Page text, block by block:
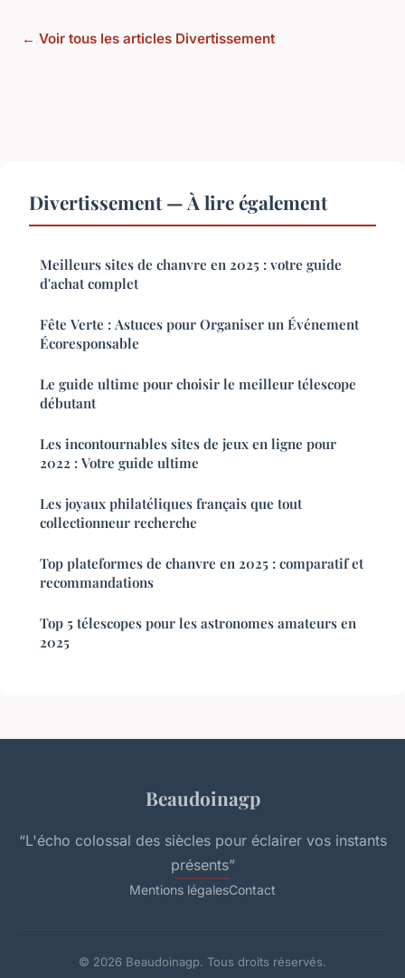
← Voir tous les articles Divertissement
Divertissement — À lire également
Meilleurs sites de chanvre en 2025 : votre guide
d'achat complet
Fête Verte : Astuces pour Organiser un Événement
Écoresponsable
Le guide ultime pour choisir le meilleur télescope
débutant
Les incontournables sites de jeux en ligne pour
2022 : Votre guide ultime
Les joyaux philatéliques français que tout
collectionneur recherche
Top plateformes de chanvre en 2025 : comparatif et
recommandations
Top 5 télescopes pour les astronomes amateurs en
2025
Beaudoinagp
“L'écho colossal des siècles pour éclairer vos instants
présents”
Mentions légalesContact
© 2026 Beaudoinagp. Tous droits réservés.